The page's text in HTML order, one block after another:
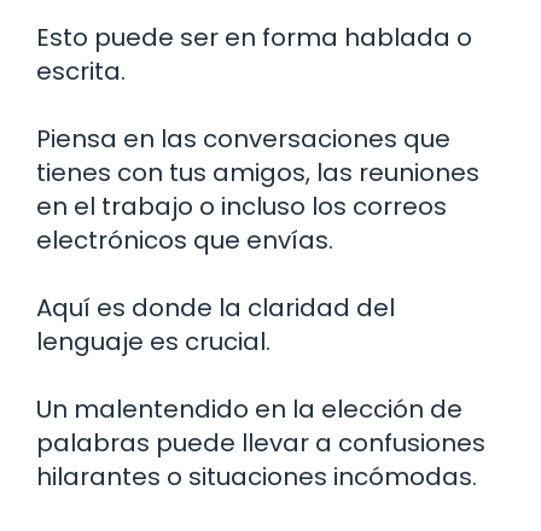
Esto puede ser en forma hablada o
escrita.
Piensa en las conversaciones que
tienes con tus amigos, las reuniones
en el trabajo o incluso los correos
electrónicos que envías.
Aquí es donde la claridad del
lenguaje es crucial.
Un malentendido en la elección de
palabras puede llevar a confusiones
hilarantes o situaciones incómodas.